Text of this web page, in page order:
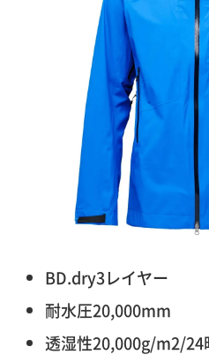
BD.dry3レイヤー
耐水圧20,000mm
透湿性20,000g/m2/24